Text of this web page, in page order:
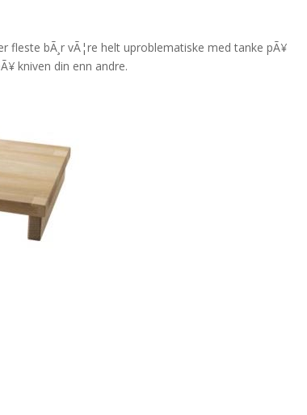
fleste bÃ¸r vÃ¦re helt uproblematiske med tanke pÃ¥
kniven din enn andre.